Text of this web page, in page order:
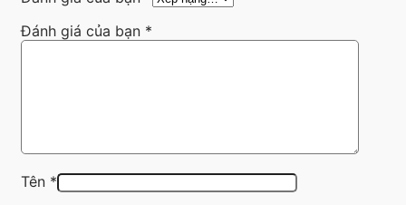
Đánh giá của bạn *
Tên *